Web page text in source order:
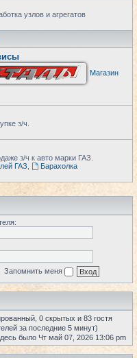
узлов и агрегатов
Магазин
з/ч.
з/ч к авто марки ГАЗ.
ГАЗ
Барахолка
Запомнить меня
0 скрытых и 83 гостя
за последние 5 минут)
было Чт май 07, 2026 13:06 pm